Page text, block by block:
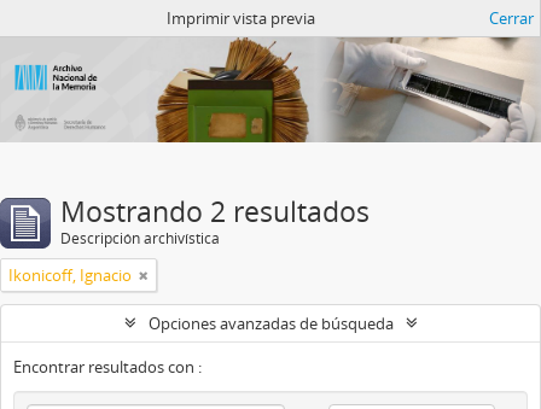
Imprimir vista previa Cerrar
Mostrando 2 resultados
Descripción archivística
Ikonicoff, Ignacio
Opciones avanzadas de búsqueda
Encontrar resultados con :